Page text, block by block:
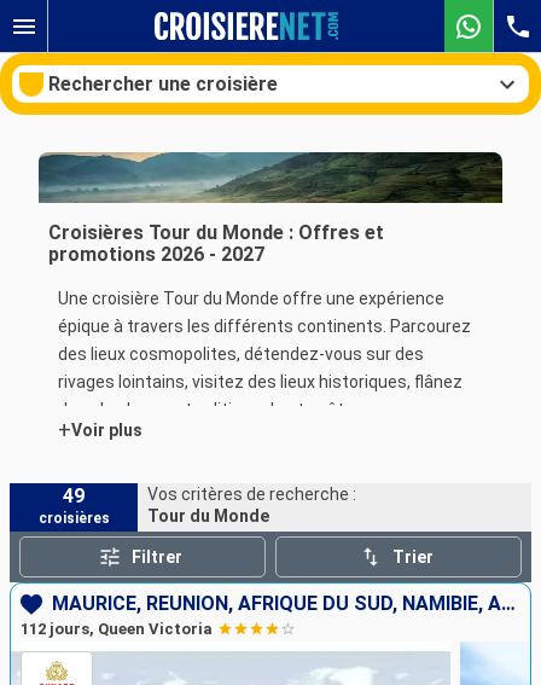
Rechercher une croisière
Mois de départ
Ports Compagnies
Rechercher
Croisières Tour du Monde : Offres et
promotions 2026 - 2027
Une croisière Tour du Monde offre une expérience
épique à travers les différents continents. Parcourez
des lieux cosmopolites, détendez-vous sur des
rivages lointains, visitez des lieux historiques, flânez
dans les bazars traditionnels et goûtez aux
spécialités gastronomiques des quatre coins du globe.
d'hier et d'aujourd'hui et composez votre propre saga
à chaque escale.
+Voir plus
49
croisières
Vos critères de recherche :
Tour du Monde
Filtrer Trier
MAURICE, RÉUNION, AFRIQUE DU SUD, NAMIBIE, ARUBA, PANAMA, SALVADOR, MEXIQUE, ÉTATS-UNIS, FRANCE, FIDJI (ÎLES), NOUVELLE-CALÉDONIE, AUSTRALIE, INDONÉSIE, PHILIPPINES, CHINE, VIETNAM, SINGAPOUR, SÉNÉGAL
112 jours, Queen Victoria